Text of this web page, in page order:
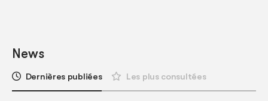
News
Dernières publiées Les plus consultées